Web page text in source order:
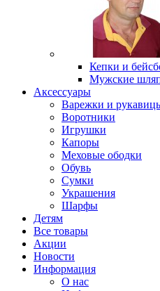
Кепки и
Мужские
Аксессуары
Варежки и
Воротники
Игрушки
Капоры
Меховые ободки
Обувь
Сумки
Украшения
Шарфы
Детям
Все товары
Акции
Новости
Информация
О нас